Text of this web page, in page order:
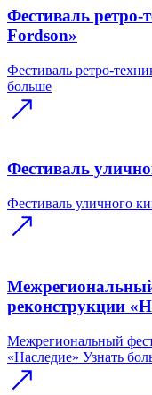
Фестиваль ретро-
Fordson»
Фестиваль ретро-
больше
Фестиваль
Фестиваль уличного
реконструкции
Межрегиональный
«Наследие» Узнать